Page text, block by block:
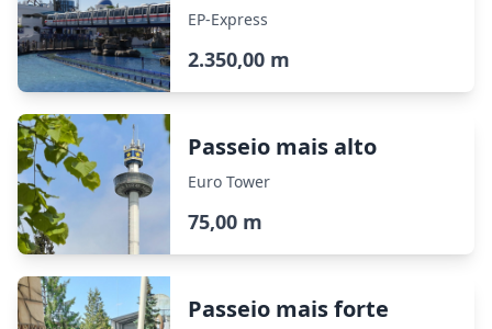
EP-Express
2.350,00 m
Passeio mais alto
Euro Tower
75,00 m
Passeio mais forte